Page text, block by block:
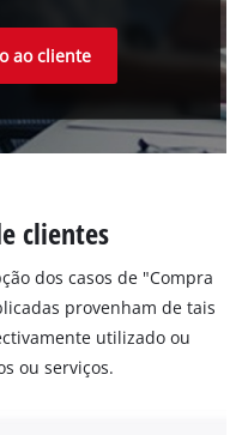
ao cliente
clientes
dos casos de "Compra
provenham de tais
utilizado ou
ou serviços.